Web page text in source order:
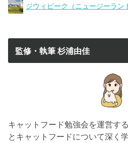
ジウィピーク（ニュージーラン
監修・執筆 杉浦由佳
キャットフード勉強会を運営す
とキャットフードについて深く